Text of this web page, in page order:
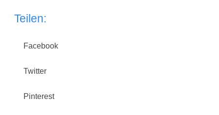
Teilen:
Facebook
Twitter
Pinterest